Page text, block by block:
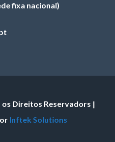
fixa nacional)
Direitos Reservadors |
Inftek Solutions